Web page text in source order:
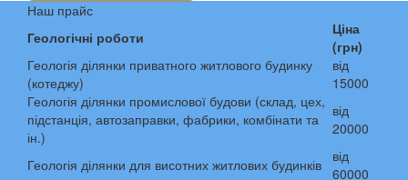
Наш прайс
Геологічні роботи
Ціна
(грн)
Геологія ділянки приватного житлового будинку
(котеджу)
від
15000
Геологія ділянки промислової будови (склад, цех,
підстанція, автозаправки, фабрики, комбінати та
ін.)
від
20000
Геологія ділянки для висотних житлових будинків
від
60000